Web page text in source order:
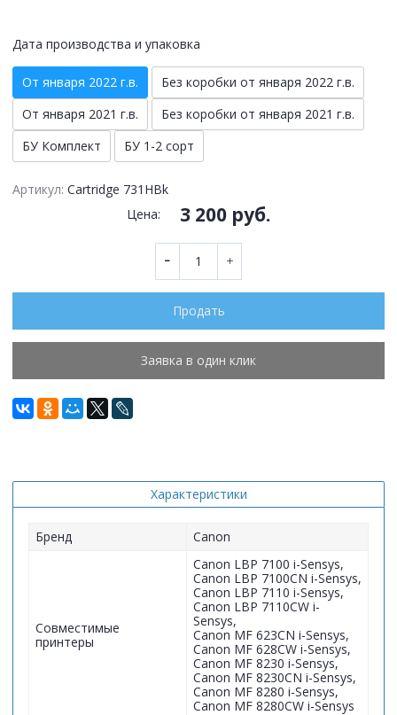
Дата производства и упаковка
От января 2022 г.в.
Без коробки от января 2022 г.в.
От января 2021 г.в.
Без коробки от января 2021 г.в.
БУ Комплект
БУ 1-2 сорт
Артикул: Cartridge 731HBk
Цена:
3 200 руб.
Продать
Заявка в один клик
Характеристики
Бренд Canon
Совместимые
принтеры
Canon LBP 7100 i-Sensys,
Canon LBP 7100CN i-Sensys,
Canon LBP 7110 i-Sensys,
Canon LBP 7110CW i-
Sensys,
Canon MF 623CN i-Sensys,
Canon MF 628CW i-Sensys,
Canon MF 8230 i-Sensys,
Canon MF 8230CN i-Sensys,
Canon MF 8280 i-Sensys,
Canon MF 8280CW i-Sensys